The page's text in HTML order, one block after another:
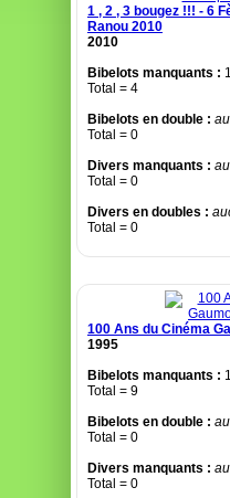
1 , 2 , 3 bougez !!! - 6
Ranou 2010
2010
Bibelots manquants :
Total = 4
Bibelots en double :
Total = 0
Divers manquants :
Total = 0
Divers en doubles :
Total = 0
100 Ans du Cinéma
1995
Bibelots manquants :
Total = 9
Bibelots en double :
Total = 0
Divers manquants :
Total = 0